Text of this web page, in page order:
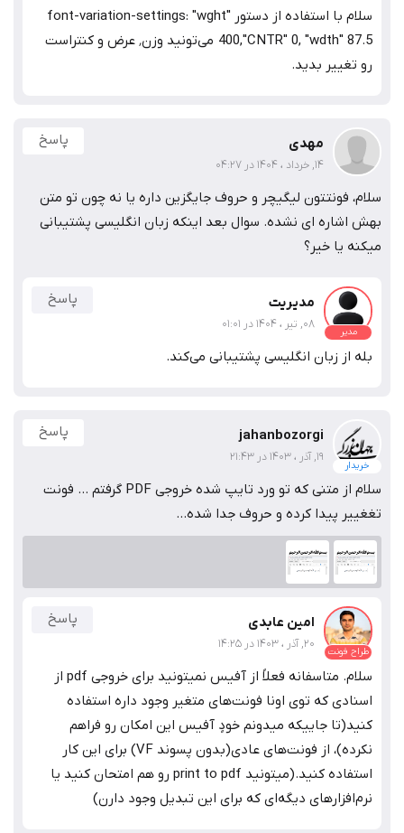
سلام با استفاده از دستور font-variation-settings: "wght"
400,"CNTR" 0, "wdth" 87.5 می‌تونید وزن٬ عرض و کنتراست
رو تغییر بدید.
مهدی
14, خرداد ، 1404 در 04:27
پاسخ
سلام، فونتتون لیگیچر و حروف جایگزین داره یا نه چون تو متن
بهش اشاره ای نشده. سوال بعد اینکه زبان انگلیسی پشتیبانی
میکنه یا خیر؟
مدیر
مدیریت
08, تیر ، 1404 در 01:01
پاسخ
بله از زبان انگلیسی پشتیبانی می‌کند.
خریدار
jahanbozorgi
19, آذر ، 1403 در 21:43
پاسخ
سلام از متنی که تو ورد تایپ شده خروجی PDF گرفتم ... فونت
تغغییر پیدا کرده و حروف جدا شده...
طراح فونت
امین عابدی
20, آذر ، 1403 در 14:25
پاسخ
سلام. متاسفانه فعلاً از آفیس نمیتونید برای خروجی pdf از
اسنادی که توی اونا فونت‌های متغیر وجود داره استفاده
کنید(تا جاییکه میدونم خودٍ آفیس این امکان رو فراهم
نکرده)، از فونت‌های عادی(بدون پسوند VF) برای این کار
استفاده کنید.(میتونید print to pdf رو هم امتحان کنید یا
نرم‌افزارهای دیگه‌ای که برای این تبدیل وجود دارن)